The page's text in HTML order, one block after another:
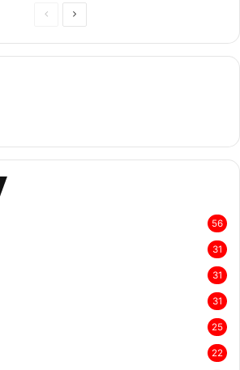
PreviousNext
56
31
31
31
25
22